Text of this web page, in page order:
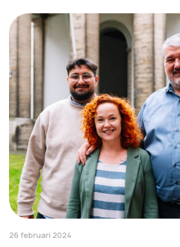
26 februari 2024